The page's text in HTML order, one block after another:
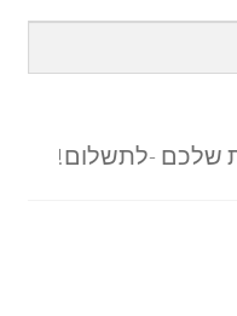
שלכם -לתשלום!